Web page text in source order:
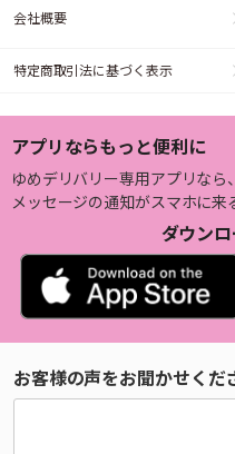
会社概要
特定商取引法に基づく表示
アプリならもっと便利に
ゆめデリバリー専用アプリなら、
メッセージの通知がスマホに来
ダウン
お客様の声をお聞かせくだ